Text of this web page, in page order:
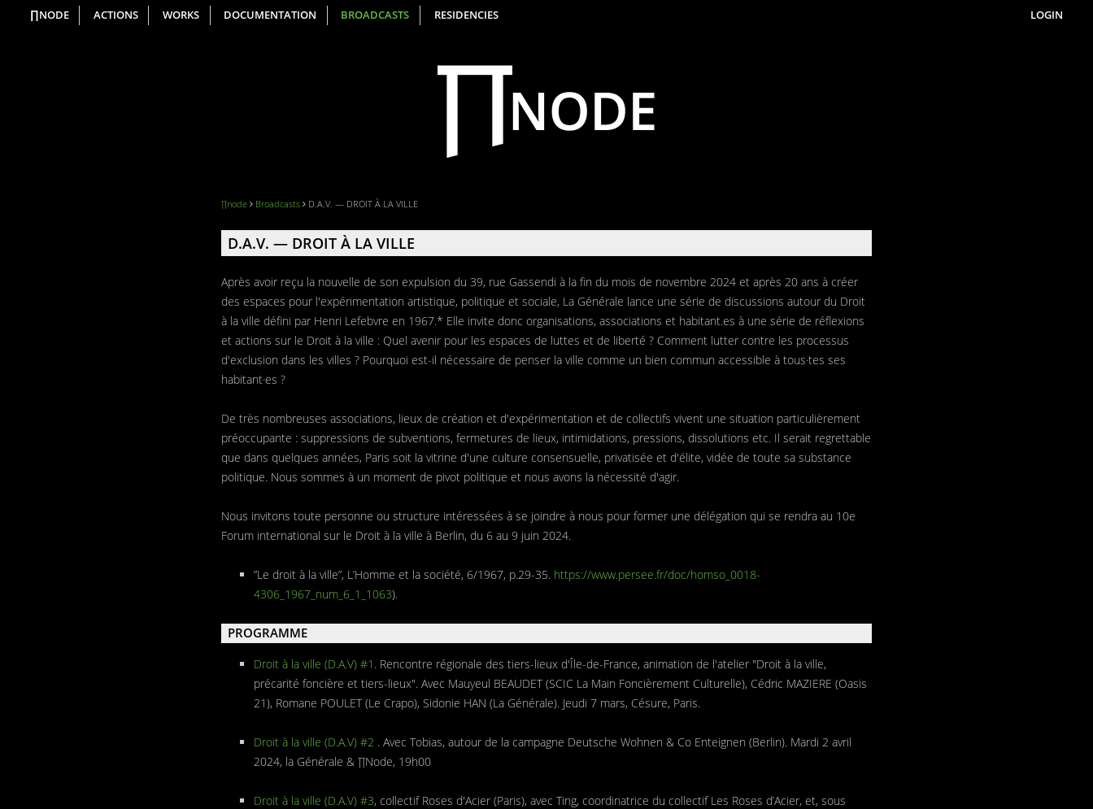
∏NODE ACTIONS WORKS DOCUMENTATION BROADCASTS RESIDENCIES LOGIN
∏node Broadcasts D.A.V. — DROIT À LA VILLE
D.A.V. — DROIT À LA VILLE
Après avoir reçu la nouvelle de son expulsion du 39, rue Gassendi à la fin du mois de novembre 2024 et après 20 ans à créer
des espaces pour l'expérimentation artistique, politique et sociale, La Générale lance une série de discussions autour du Droit
à la ville défini par Henri Lefebvre en 1967.* Elle invite donc organisations, associations et habitant.es à une série de réflexions
et actions sur le Droit à la ville : Quel avenir pour les espaces de luttes et de liberté ? Comment lutter contre les processus
d'exclusion dans les villes ? Pourquoi est-il nécessaire de penser la ville comme un bien commun accessible à tous·tes ses
habitant·es ?
De très nombreuses associations, lieux de création et d'expérimentation et de collectifs vivent une situation particulièrement
préoccupante : suppressions de subventions, fermetures de lieux, intimidations, pressions, dissolutions etc. Il serait regrettable
que dans quelques années, Paris soit la vitrine d'une culture consensuelle, privatisée et d'élite, vidée de toute sa substance
politique. Nous sommes à un moment de pivot politique et nous avons la nécessité d'agir.
Nous invitons toute personne ou structure intéressées à se joindre à nous pour former une délégation qui se rendra au 10e
Forum international sur le Droit à la ville à Berlin, du 6 au 9 juin 2024.
”Le droit à la ville”, L’Homme et la société, 6/1967, p.29-35. https://www.persee.fr/doc/homso_0018-
4306_1967_num_6_1_1063).
PROGRAMME
Droit à la ville (D.A.V) #1 . Rencontre régionale des tiers-lieux d'Île-de-France, animation de l'atelier "Droit à la ville,
précarité foncière et tiers-lieux". Avec Mauyeul BEAUDET (SCIC La Main Foncièrement Culturelle), Cédric MAZIERE (Oasis
21), Romane POULET (Le Crapo), Sidonie HAN (La Générale). Jeudi 7 mars, Césure, Paris.
Droit à la ville (D.A.V) #2 . Avec Tobias, autour de la campagne Deutsche Wohnen & Co Enteignen (Berlin). Mardi 2 avril
2024, la Générale & ∏Node, 19h00
Droit à la ville (D.A.V) #3, collectif Roses d'Acier (Paris), avec Ting, coordinatrice du collectif Les Roses d’Acier, et, sous